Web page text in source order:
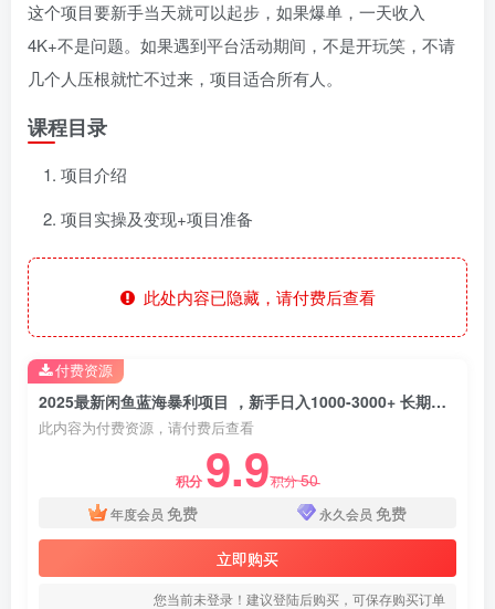
这个项目要新手当天就可以起步，如果爆单，一天收入
4K+不是问题。如果遇到平台活动期间，不是开玩笑，不请
几个人压根就忙不过来，项目适合所有人。
课程目录
项目介绍
项目实操及变现+项目准备
此处内容已隐藏，请付费后查看
2025最新闲鱼蓝海暴利项目 ，新手日入1000-3000+ 长期稳定项目 可矩阵
此内容为付费资源，请付费后查看
积分 9.9积分50
年度会员 免费 永久会员 免费
立即购买
您当前未登录！建议登陆后购买，可保存购买订单
付费资源